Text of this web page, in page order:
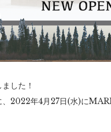
した！
、2022年4月27日(水)に